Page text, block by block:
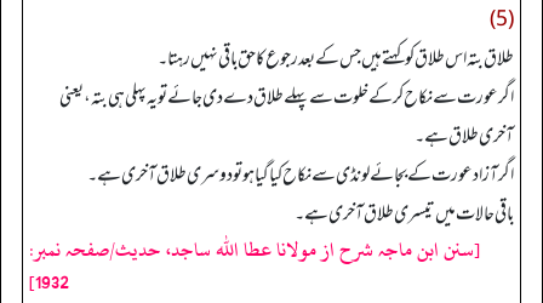
(5)
طلاق بتہ اس طلاق کو کہتے ہیں جس کے بعد رجوع کا حق باقی نہیں رہتا۔
اگر عورت سےنکاح کر کے خلوت سے پہلے طلاق دے دی جائے تو یہ پہلی ہی بتہ، یعنی
آخری طلاق ہے۔
اگر آزاد عورت کے بجائے لونڈی سے نکاح کیا گیا ہو تو دوسری طلاق آخری ہے۔
باقی حالات میں تیسری طلاق آخری ہے۔
[سنن ابن ماجہ شرح از مولانا عطا الله ساجد، حدیث/صفحہ نمبر:
1932]